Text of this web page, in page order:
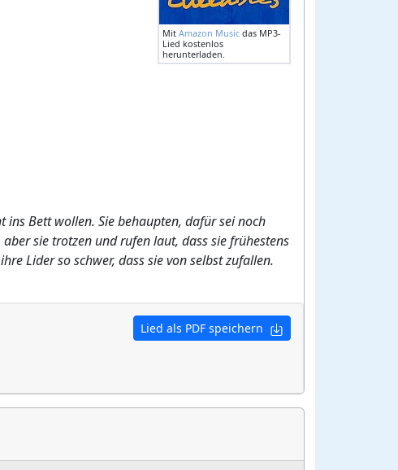
Mit Amazon Music das MP3-
Lied kostenlos
herunterladen.
Bett wollen. Sie behaupten, dafür sei noch
sie trotzen und rufen laut, dass sie frühestens
Lider so schwer, dass sie von selbst zufallen.
Lied als PDF speichern